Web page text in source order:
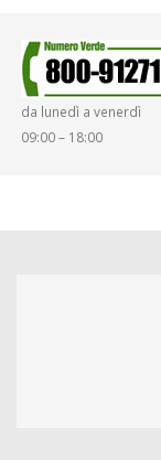
da lunedì a venerdì
09:00 – 18:00